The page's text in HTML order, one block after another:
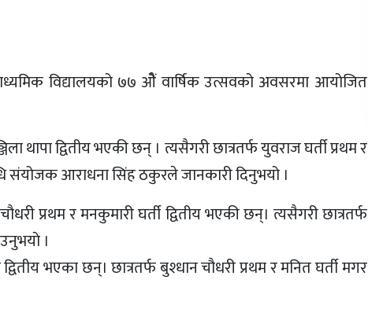
विद्यालयको ७७ ओैं वार्षिक उत्सवको अवसरमा आयोजित
थापा द्वितीय भएकी छन् । त्यसैगरी छात्रतर्फ युवराज घर्ती प्रथम र
संयोजक आराधना सिंह ठकुरले जानकारी दिनुभयो ।
प्रथम र मनकुमारी घर्ती द्वितीय भएकी छन्। त्यसैगरी छात्रतर्फ
।
भएका छन्। छात्रतर्फ बुश्धान चौधरी प्रथम र मनित घर्ती मगर